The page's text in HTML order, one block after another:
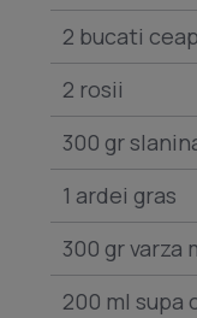
2 bucati
2 rosii
300 gr
1 ardei gras
300 gr varza
200 ml supa